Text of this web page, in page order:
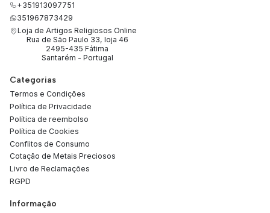
+351913097751
351967873429
Loja de Artigos Religiosos Online
Rua de São Paulo 33, loja 46
2495-435 Fátima
Santarém - Portugal
Categorias
Termos e Condições
Política de Privacidade
Política de reembolso
Política de Cookies
Conflitos de Consumo
Cotação de Metais Preciosos
Livro de Reclamações
RGPD
Informação